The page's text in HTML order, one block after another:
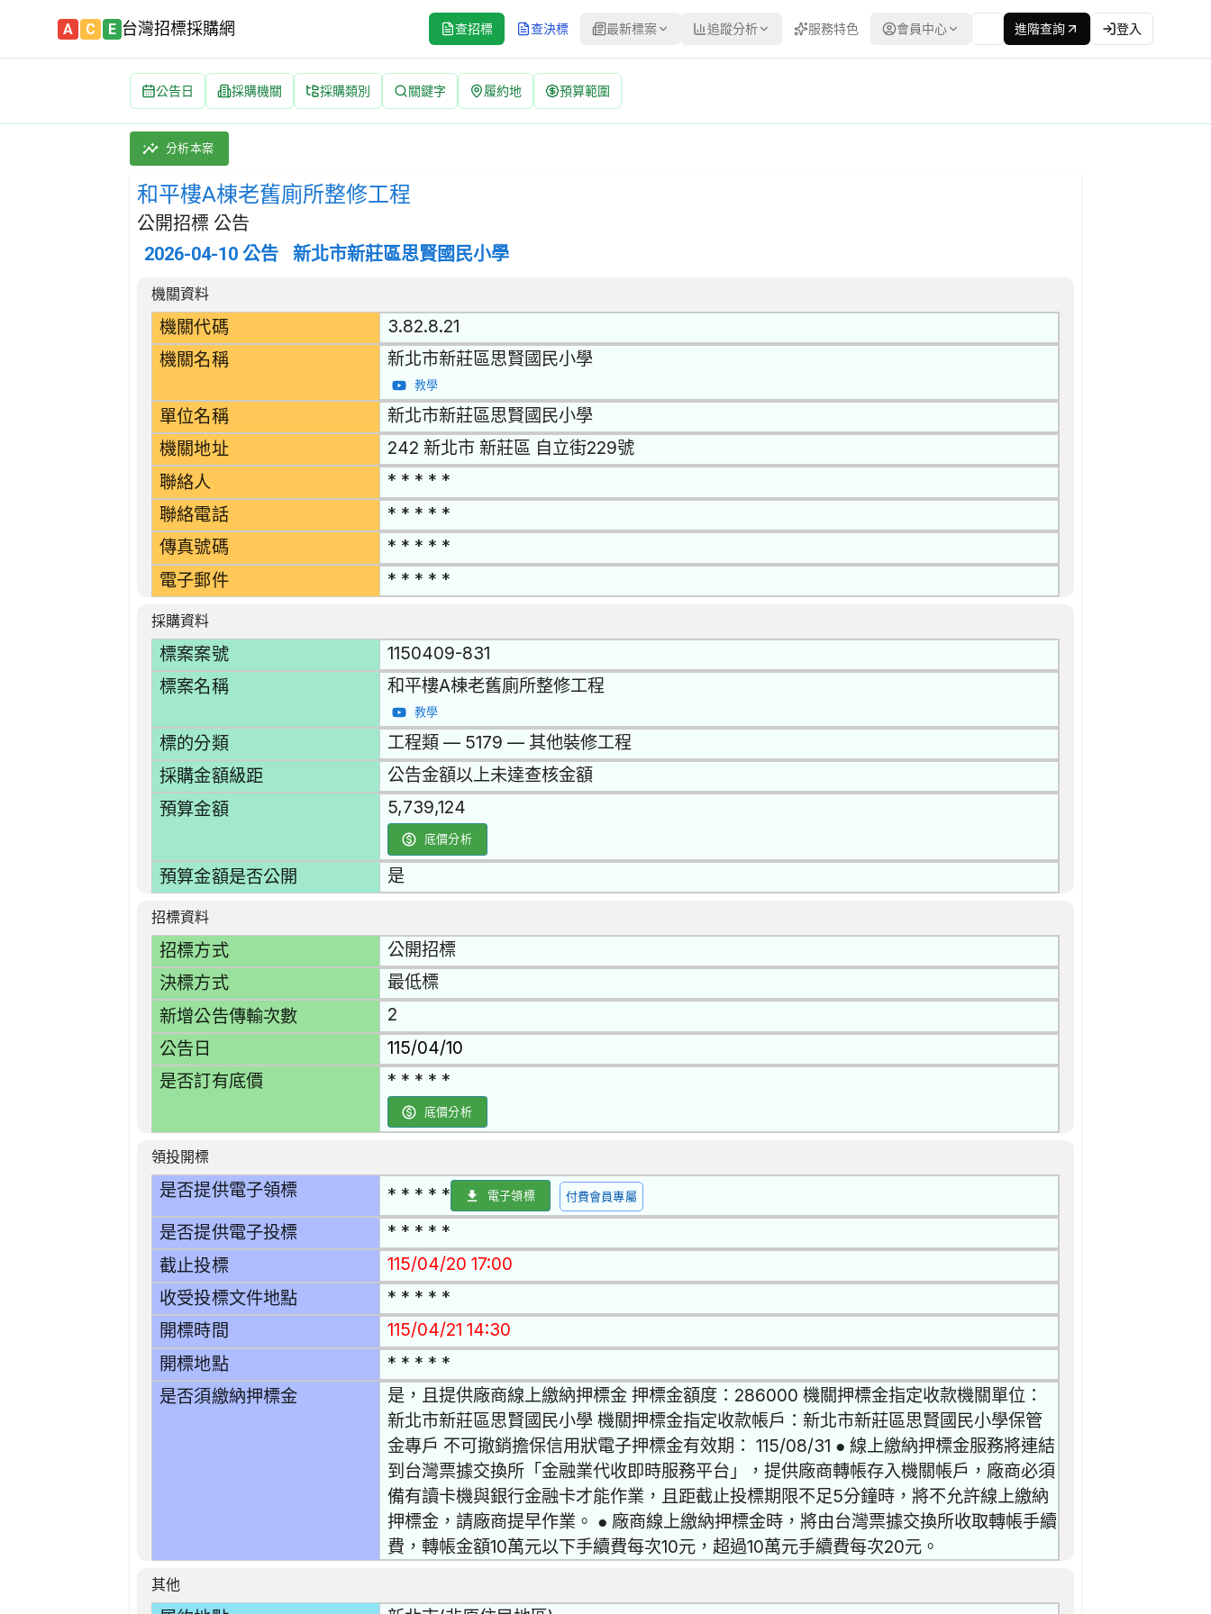
A C E 台灣招標採購網 查招標 查決標 最新標案 追蹤分析 服務特色 會員中心 進階查詢 登入
公告日 採購機關 採購類別 關鍵字 履約地 預算範圍
和平樓A棟老舊廁所整修工程 招標公告 | 案號：1150409-831 | 公開招標 公告
採購類別：工程類 其他裝修工程 | 招標方式：公開招標 | 決標方式：最低標 | 資料來源：台灣政府電子採購網（公共工程委員會） | 更新時間：2026-04-
分析本案
和平樓A棟老舊廁所整修工程
公開招標 公告
2026-04-10 公告 新北市新莊區思賢國民小學
招標公告詳細內容
機關資料
機關代碼 3.82.8.21
機關名稱 新北市新莊區思賢國民小學
教學
單位名稱 新北市新莊區思賢國民小學
機關地址 242 新北市 新莊區 自立街229號
聯絡人 * * * * *
聯絡電話 * * * * *
傳真號碼 * * * * *
電子郵件 * * * * *
採購資料
標案案號 1150409-831
標案名稱 和平樓A棟老舊廁所整修工程
教學
標的分類 工程類 — 5179 — 其他裝修工程
採購金額級距 公告金額以上未達查核金額
預算金額 5,739,124
底價分析
預算金額是否公開 是
招標資料
招標方式 公開招標
決標方式 最低標
新增公告傳輸次數 2
公告日 115/04/10
是否訂有底價 * * * * *
底價分析
領投開標
是否提供電子領標 * * * * * 電子領標 付費會員專屬
是否提供電子投標 * * * * *
截止投標 115/04/20 17:00
收受投標文件地點 * * * * *
開標時間 115/04/21 14:30
開標地點 * * * * *
是否須繳納押標金
是，且提供廠商線上繳納押標金 押標金額度：286000 機關押標金指定收款機關單位：
新北市新莊區思賢國民小學 機關押標金指定收款帳戶：新北市新莊區思賢國民小學保管
金專戶 不可撤銷擔保信用狀電子押標金有效期： 115/08/31 ● 線上繳納押標金服務將連結
到台灣票據交換所「金融業代收即時服務平台」，提供廠商轉帳存入機關帳戶，廠商必須
備有讀卡機與銀行金融卡才能作業，且距截止投標期限不足5分鐘時，將不允許線上繳納
押標金，請廠商提早作業。 ● 廠商線上繳納押標金時，將由台灣票據交換所收取轉帳手續
費，轉帳金額10萬元以下手續費每次10元，超過10萬元手續費每次20元。
其他